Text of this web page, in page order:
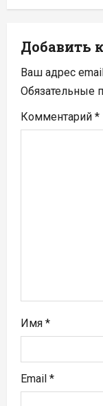
ц
и
я
п
о
я
м
Добавить
Ваш адрес
Обязательные
Комментарий *
Имя *
Email *